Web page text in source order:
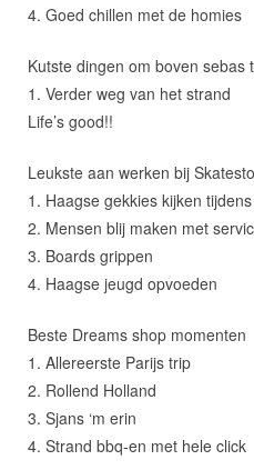
4. Goed chillen met de homies
Kutste dingen om boven sebas
1. Verder weg van het strand
Life’s good!!
Leukste aan werken bij
1. Haagse gekkies kijken
2. Mensen blij maken met
3. Boards grippen
4. Haagse jeugd opvoeden
Beste Dreams shop momenten
1. Allereerste Parijs trip
2. Rollend Holland
3. Sjans ‘m erin
4. Strand bbq-en met hele click